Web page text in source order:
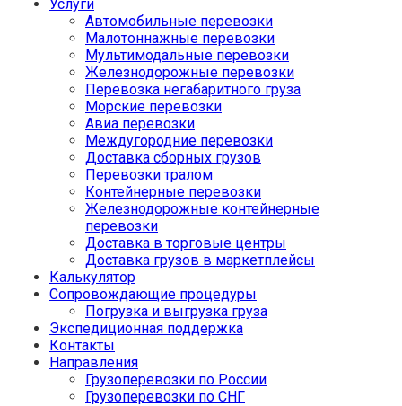
Услуги
Автомобильные перевозки
Малотоннажные перевозки
Мультимодальные перевозки
Железнодорожные перевозки
Перевозка негабаритного груза
Морские перевозки
Авиа перевозки
Междугородние перевозки
Доставка сборных грузов
Перевозки тралом
Контейнерные перевозки
Железнодорожные контейнерные
перевозки
Доставка в торговые центры
Доставка грузов в маркетплейсы
Калькулятор
Сопровождающие процедуры
Погрузка и выгрузка груза
Экспедиционная поддержка
Контакты
Направления
Грузоперевозки по России
Грузоперевозки по СНГ